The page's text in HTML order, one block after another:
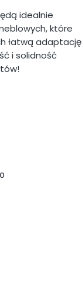
idealnie
które
łatwą adaptację
i solidność